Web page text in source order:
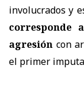
involucrados y
corresponde
agresión con
el primer